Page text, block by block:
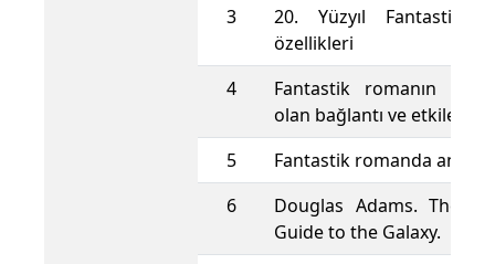
3
20. Yüzyıl Fantastik
özellikleri
4
Fantastik romanın
olan bağlantı ve
5
Fantastik romanda anlatı
6
Douglas Adams. The
Guide to the Galaxy.